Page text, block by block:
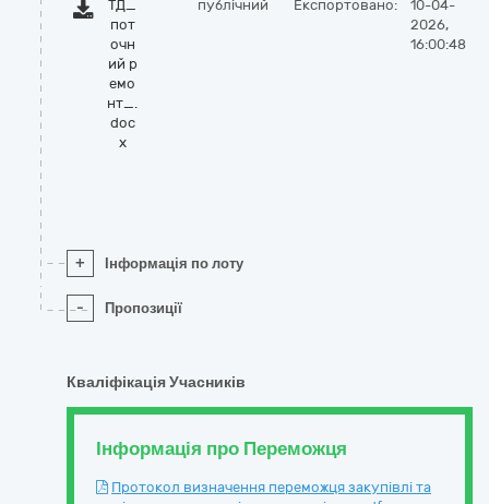
ТД_
пот
очн
ий р
емо
нт_.
doc
x
публічний Експортовано:
10-04-
2026,
16:00:48
+ Інформація по лоту
- Пропозиції
Кваліфікація Учасників
Інформація про Переможця
Протокол визначення переможця закупівлі та